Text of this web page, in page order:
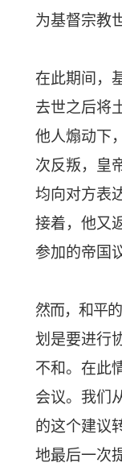
为基督宗教
在此期间，
去世之后将
他人煽动下
次反叛，皇
均向对方表
接着，他又
参加的帝国
然而，和平
划是要进行
不和。在此
会议。我们
的这个建议
地最后一次